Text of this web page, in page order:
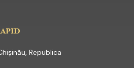
Republica